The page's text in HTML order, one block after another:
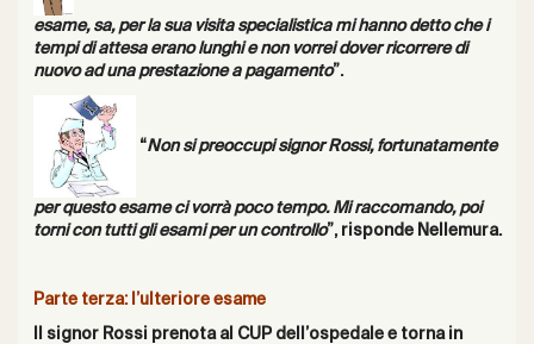
esame, sa, per la sua visita specialistica mi hanno detto che i
tempi di attesa erano lunghi e non vorrei dover ricorrere di
nuovo ad una prestazione a pagamento”.
“Non si preoccupi signor Rossi, fortunatamente
per questo esame ci vorrà poco tempo. Mi raccomando, poi
torni con tutti gli esami per un controllo”, risponde Nellemura.
Parte terza: l’ulteriore esame
Il signor Rossi prenota al CUP dell’ospedale e torna in